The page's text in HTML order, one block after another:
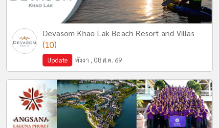
Devasom Khao Lak Beach Resort and Villas
(10)
Update พังงา , 08 ส.ค. 69